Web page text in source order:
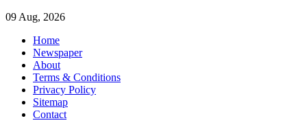
09 Aug, 2026
Home
Newspaper
About
Terms & Conditions
Privacy Policy
Sitemap
Contact